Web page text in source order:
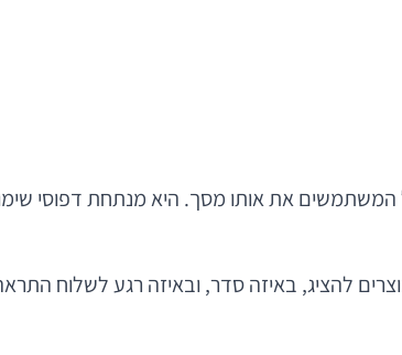
את אותו מסך. היא מנתחת דפוסי
להציג, באיזה סדר, ובאיזה רגע לשלוח